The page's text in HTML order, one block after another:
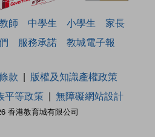
師 中學生 小學生
家長
服務承諾 教城電子報
香港教育城有限公司
款
版權及知識產權政策
平等政策 無障礙網站設計